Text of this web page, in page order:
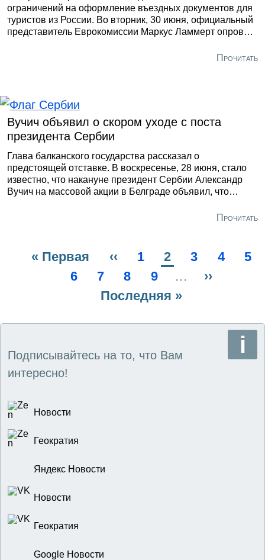
ограничений на оформление въездных документов для
туристов из России. Во вторник, 30 июня, официальный
представитель Еврокомиссии Маркус Ламмерт опроверг
на шенгенские визы для всех граждан РФ. Об этомПрочитать
Вучич объявил о скором уходе с поста
президента Сербии
Глава балканского государства рассказал о
предстоящей отставке. В воскресенье, 28 июня, стало
известно, что накануне президент Сербии Александр
Вучич на массовой акции в Белграде объявил, что
Прочитать
Первая
страница
« Первая
Предыдущая
страница
‹‹ Page
1
Текущая
страница
2 Page
3 Page
4
5
Page
6 Page
7 Page
8 Page
9 …
››
Последняя
Последняя »
Подписывайтесь на то, что Вам
интересно!
Новости
Геократия
Яндекс Новости
Новости
Геократия
Google Новости